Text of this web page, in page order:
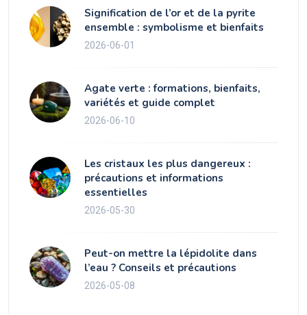
Signification de l’or et de la pyrite
ensemble : symbolisme et bienfaits
2026-06-01
Agate verte : formations, bienfaits,
variétés et guide complet
2026-06-10
Les cristaux les plus dangereux :
précautions et informations
essentielles
2026-05-30
Peut-on mettre la lépidolite dans
l’eau ? Conseils et précautions
2026-05-08